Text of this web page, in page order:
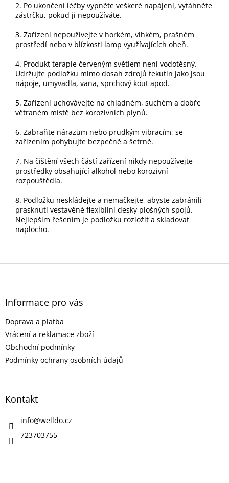
2. Po ukončení léčby vypněte veškeré napájení, vytáhněte
zástrčku, pokud ji nepoužíváte.
3. Zařízení nepoužívejte v horkém, vlhkém, prašném
prostředí nebo v blízkosti lamp využívajících oheň.
4. Produkt terapie červeným světlem není vodotěsný.
Udržujte podložku mimo dosah zdrojů tekutin jako jsou
nápoje, umyvadla, vana, sprchový kout apod.
5. Zařízení uchovávejte na chladném, suchém a dobře
větraném místě bez korozivních plynů.
6. Zabraňte nárazům nebo prudkým vibracím, se
zařízením pohybujte bezpečně a šetrně.
7. Na čištění všech částí zařízení nikdy nepoužívejte
prostředky obsahující alkohol nebo korozivní
rozpouštědla.
8. Podložku neskládejte a nemačkejte, abyste zabránili
prasknutí vestavěné flexibilní desky plošných spojů.
Nejlepším řešením je podložku rozložit a skladovat
naplocho.
Z
Informace pro vás
Doprava a platba
Vrácení a reklamace zboží
Obchodní podmínky
Podmínky ochrany osobních údajů
Kontakt
info@welldo.cz
723703755